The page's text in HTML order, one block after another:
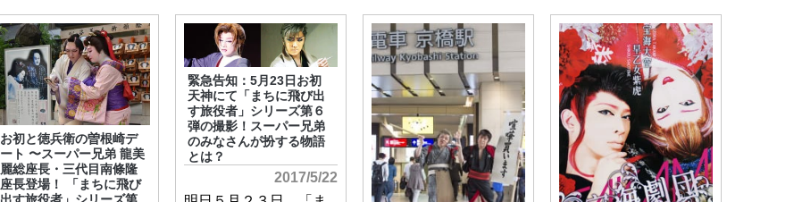
お初と徳兵衛の曽根崎デ
ート 〜スーパー兄弟 龍美
麗総座長・三代目南條隆
座長登場！ 「まちに飛び
緊急告知：5月23日お初
天神にて「まちに飛び出
す旅役者」シリーズ第６
弾の撮影！スーパー兄弟
のみなさんが扮する物語
とは？
2017/5/22